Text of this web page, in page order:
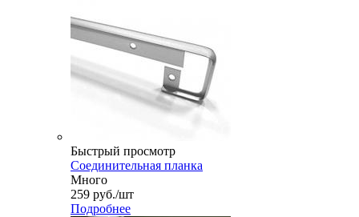
Быстрый просмотр
Соединительная планка
Много
259 руб./шт
Подробнее